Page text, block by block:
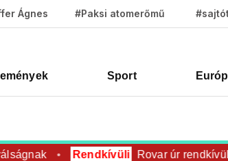
Ágnes #Paksi atomerőmű
Sport
Rendkívüli Rovar úr rendkívüli